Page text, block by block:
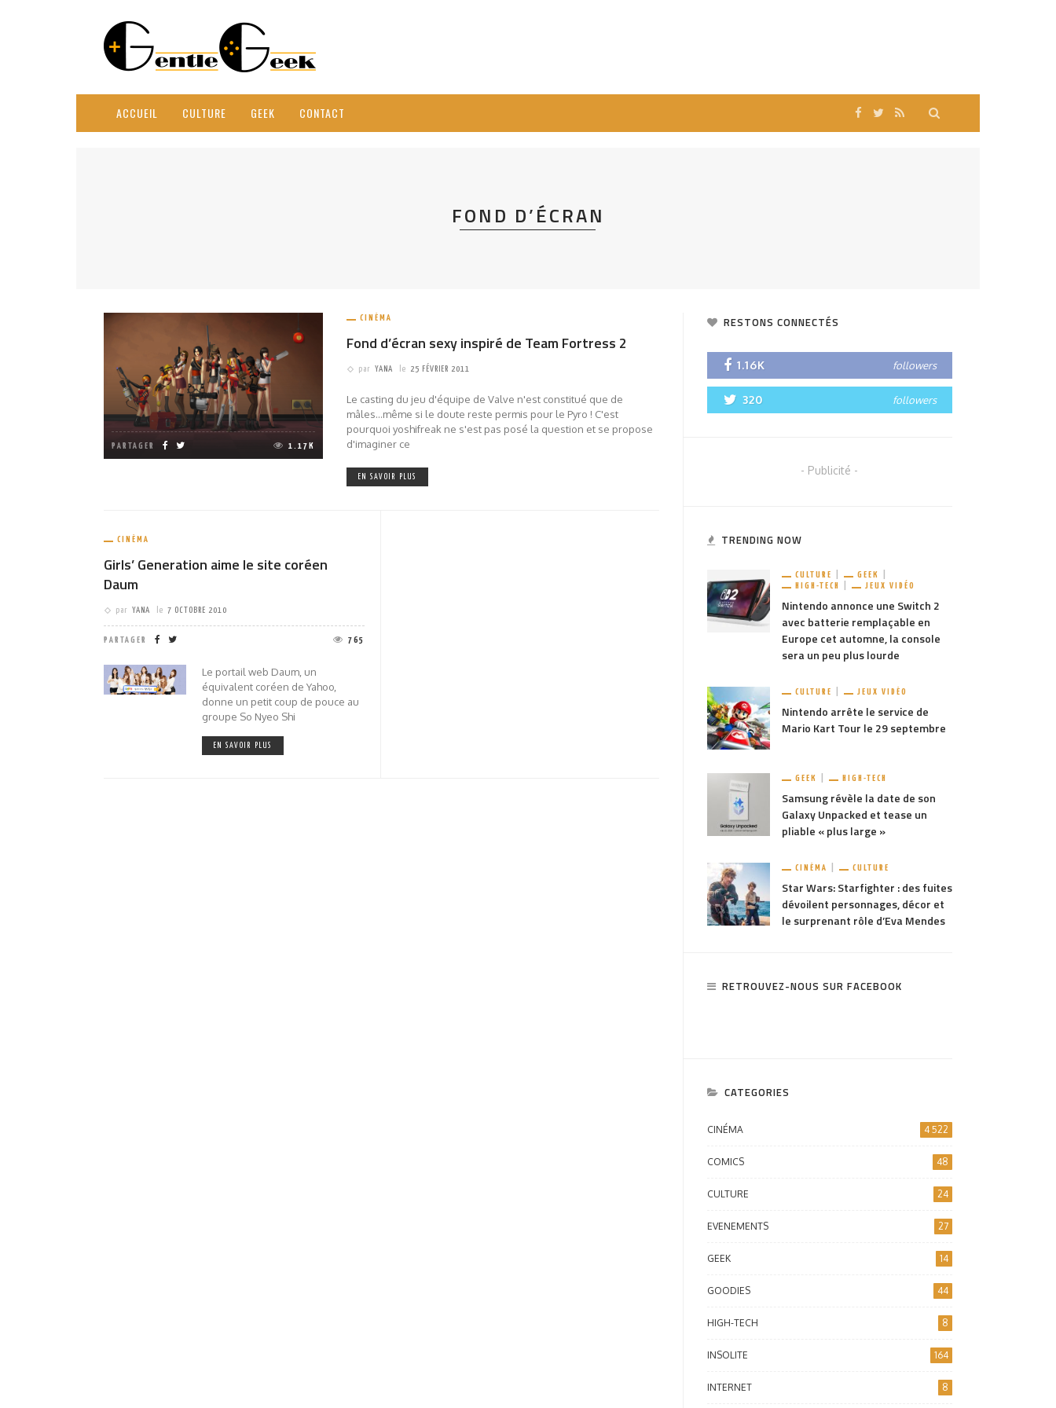
ACCUEIL CULTURE GEEK CONTACT
FOND D’ÉCRAN
PARTAGER 1.17K
CINÉMA
Fond d’écran sexy inspiré de Team Fortress 2
par YANA le 25 FÉVRIER 2011
Le casting du jeu d'équipe de Valve n'est constitué que de
mâles...même si le doute reste permis pour le Pyro ! C'est
pourquoi yoshifreak ne s'est pas posé la question et se propose
d'imaginer ce
EN SAVOIR PLUS
CINÉMA
Girls’ Generation aime le site coréen
Daum
par YANA le 7 OCTOBRE 2010
PARTAGER 765
Le portail web Daum, un
équivalent coréen de Yahoo,
donne un petit coup de pouce au
groupe So Nyeo Shi
EN SAVOIR PLUS
RESTONS CONNECTÉS
1.16K followers
320 followers
- Publicité -
TRENDING NOW
CULTURE
GEEK
HIGH-TECH
JEUX VIDÉO
Nintendo annonce une Switch 2
avec batterie remplaçable en
Europe cet automne, la console
sera un peu plus lourde
CULTURE JEUX VIDÉO
Nintendo arrête le service de
Mario Kart Tour le 29 septembre
GEEK HIGH-TECH
Samsung révèle la date de son
Galaxy Unpacked et tease un
pliable « plus large »
CINÉMA CULTURE
Star Wars: Starfighter : des fuites
dévoilent personnages, décor et
le surprenant rôle d’Eva Mendes
RETROUVEZ-NOUS SUR FACEBOOK
CATEGORIES
CINÉMA 4 522
COMICS 48
CULTURE 24
EVENEMENTS 27
GEEK 14
GOODIES 44
HIGH-TECH 8
INSOLITE 164
INTERNET 8